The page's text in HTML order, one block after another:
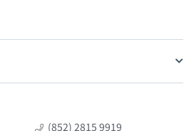
(852) 2815 9919